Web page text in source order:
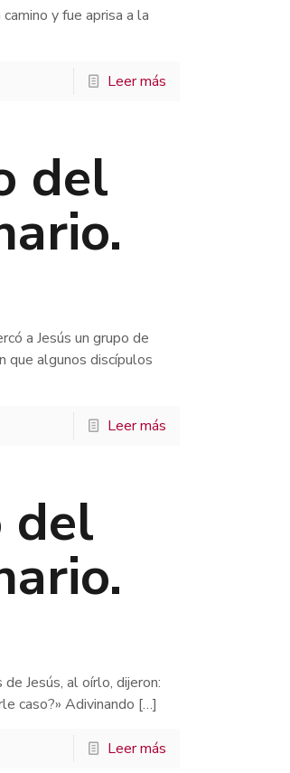
y fue aprisa a la
Leer más
del
a Jesús un grupo de
que algunos discípulos
Leer más
del
Jesús, al oírlo, dijeron:
caso?» Adivinando […]
Leer más